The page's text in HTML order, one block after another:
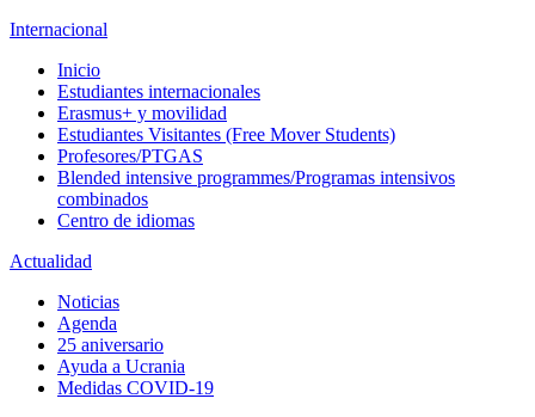
Internacional
Inicio
Estudiantes internacionales
Erasmus+ y movilidad
Estudiantes Visitantes (Free Mover Students)
Profesores/PTGAS
Blended intensive programmes/Programas intensivos
combinados
Centro de idiomas
Actualidad
Noticias
Agenda
25 aniversario
Ayuda a Ucrania
Medidas COVID-19